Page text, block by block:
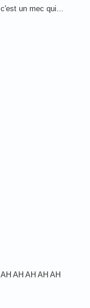
c'est un mec qui...
AH AH AH AH AH